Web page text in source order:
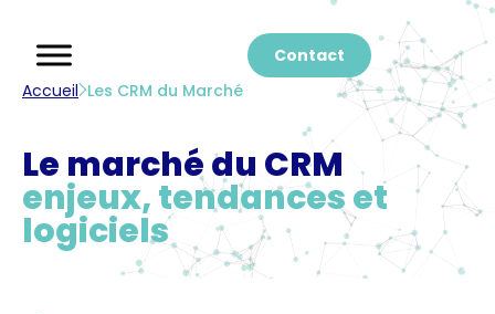
Contact
Accueil Les CRM du Marché
Le marché du CRM
enjeux, tendances et
logiciels